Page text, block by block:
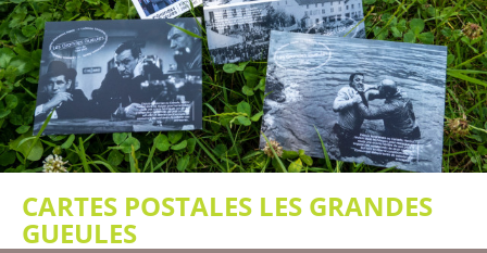
CARTES POSTALES LES GRANDES
GUEULES